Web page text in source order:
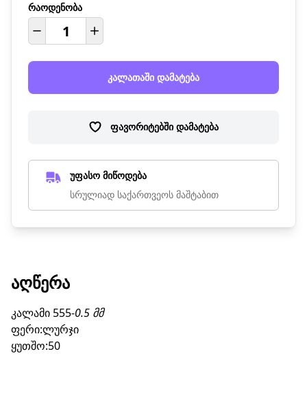
რაოდენობა
კალათაში დამატება
ფავორიტებში დამატება
უფასო მიწოდება
სრულიად საქართვეოს მაშტაბით
ᲐᲦᲬᲔᲠᲐ
კალამი 555-0.5 მმ
ფერი:ლურჯი
ყუთშო:50